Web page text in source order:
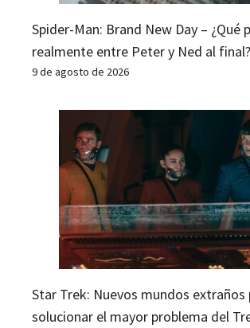
Spider-Man: Brand New Day – ¿Qué
realmente entre Peter y Ned al final?
9 de agosto de 2026
Star Trek: Nuevos mundos extraños
solucionar el mayor problema del